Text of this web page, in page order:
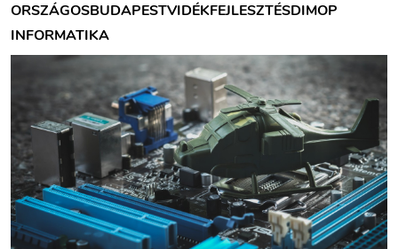
ORSZÁGOSBUDAPESTVIDÉKFEJLESZTÉSDIMOP
INFORMATIKA